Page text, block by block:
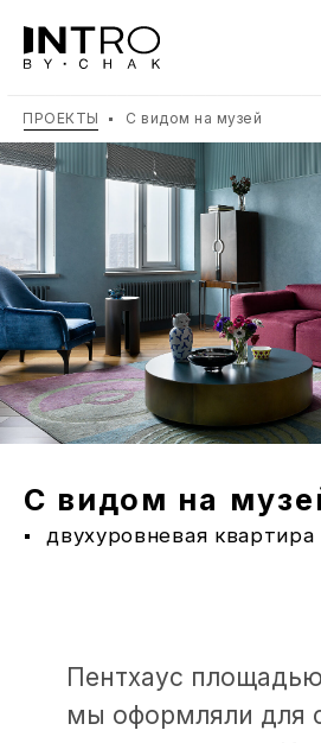
ПРОЕКТЫ С видом на музей
С видом на музей
двухуровневая квартира
мы оформляли для семьи
с тремя детьми. И это был уже
количеством ограничений
по переустройству некоторых
конструкций. При этом перед